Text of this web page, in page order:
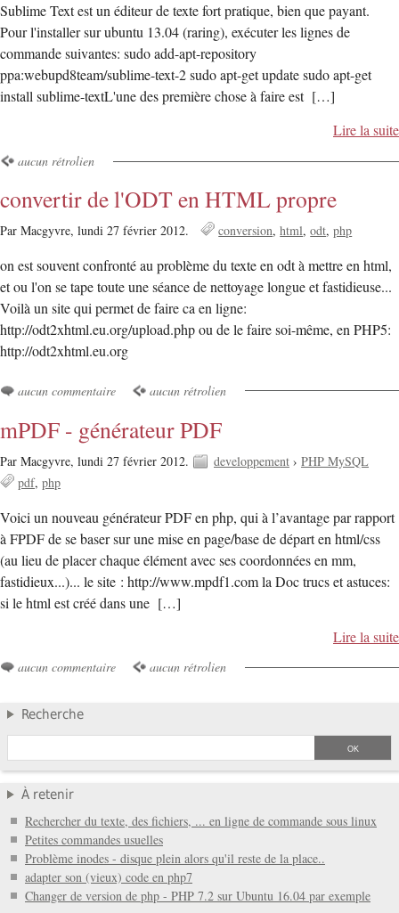
Sublime Text est un éditeur de texte fort pratique, bien que payant.
Pour l'installer sur ubuntu 13.04 (raring), exécuter les lignes de
commande suivantes: sudo add-apt-repository
ppa:webupd8team/sublime-text-2 sudo apt-get update sudo apt-get
install sublime-textL'une des première chose à faire est […]
Lire la suite
aucun rétrolien
convertir de l'ODT en HTML propre
Par Macgyvre, lundi 27 février 2012. conversion html odt php
on est souvent confronté au problème du texte en odt à mettre en html,
et ou l'on se tape toute une séance de nettoyage longue et fastidieuse...
Voilà un site qui permet de faire ca en ligne:
http://odt2xhtml.eu.org/upload.php ou de le faire soi-même, en PHP5:
http://odt2xhtml.eu.org
aucun commentaire aucun rétrolien
mPDF - générateur PDF
Par Macgyvre, lundi 27 février 2012. developpement › PHP MySQL
pdf php
Voici un nouveau générateur PDF en php, qui à l’avantage par rapport
à FPDF de se baser sur une mise en page/base de départ en html/css
(au lieu de placer chaque élément avec ses coordonnées en mm,
fastidieux...)... le site : http://www.mpdf1.com la Doc trucs et astuces:
si le html est créé dans une […]
Lire la suite
aucun commentaire aucun rétrolien
Recherche
À retenir
Rechercher du texte, des fichiers, ... en ligne de commande sous linux
Petites commandes usuelles
Problème inodes - disque plein alors qu'il reste de la place..
adapter son (vieux) code en php7
Changer de version de php - PHP 7.2 sur Ubuntu 16.04 par exemple